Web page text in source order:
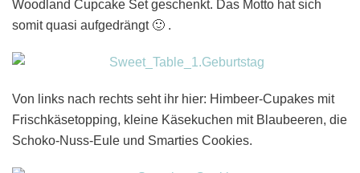
Woodland Cupcake Set geschenkt. Das Motto hat sich
somit quasi aufgedrängt 🙂 .
Von links nach rechts seht ihr hier: Himbeer-Cupakes mit
Frischkäsetopping, kleine Käsekuchen mit Blaubeeren, die
Schoko-Nuss-Eule und Smarties Cookies.